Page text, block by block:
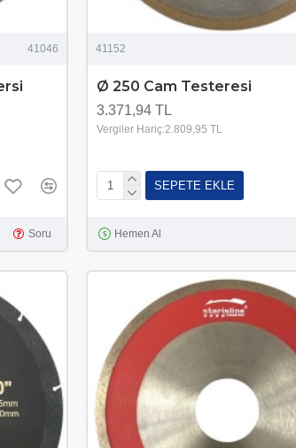
41046
Soru
41152
Ø 250 Cam Testeresi
3.371,94 TL
Vergiler Hariç:2.809,95 TL
SEPETE EKLE
Hemen Al